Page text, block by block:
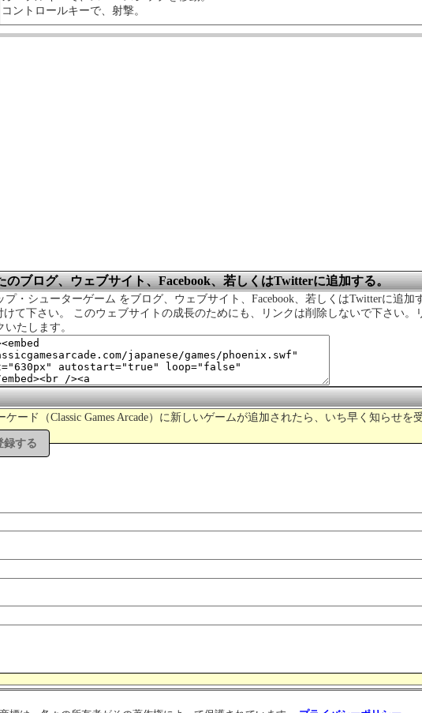
コントロールキーで、射撃。
のブログ、ウェブサイト、Facebook、若しくはTwitterに追加する。
・シューターゲーム をブログ、ウェブサイト、Facebook、若しくはTwitterに追加
て下さい。 このウェブサイトの成長のためにも、リンクは削除しないで下さい。
たします。
ード（Classic Games Arcade）に新しいゲームが追加されたら、いち早く知らせを
録する